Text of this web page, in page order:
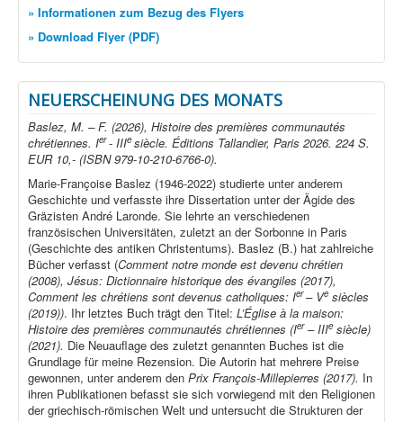
» Informationen zum Bezug des Flyers
» Download Flyer (PDF)
NEUERSCHEINUNG DES MONATS
Baslez, M. – F. (2026), Histoire des premières communautés
chrétiennes. Ier- IIIe siècle. Éditions Tallandier, Paris 2026. 224 S.
EUR 10,- (ISBN 979-10-210-6766-0).
Marie-Françoise Baslez (1946-2022) studierte unter anderem
Geschichte und verfasste ihre Dissertation unter der Ägide des
Gräzisten André Laronde. Sie lehrte an verschiedenen
französischen Universitäten, zuletzt an der Sorbonne in Paris
(Geschichte des antiken Christentums). Baslez (B.) hat zahlreiche
Bücher verfasst (Comment notre monde est devenu chrétien
(2008), Jésus: Dictionnaire historique des évangiles (2017),
Comment les chrétiens sont devenus catholiques: Ier– Ve siècles
(2019)). Ihr letztes Buch trägt den Titel: L’Église à la maison:
Histoire des premières communautés chrétiennes (Ier– IIIe siècle)
(2021). Die Neuauflage des zuletzt genannten Buches ist die
Grundlage für meine Rezension. Die Autorin hat mehrere Preise
gewonnen, unter anderem den Prix François-Millepierres (2017). In
ihren Publikationen befasst sie sich vorwiegend mit den Religionen
der griechisch-römischen Welt und untersucht die Strukturen der